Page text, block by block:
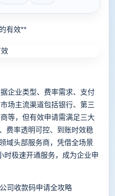
有效**
业类型、费率需求、支付
场主流渠道包括银行、第三
等，但有效申请需满足三大
费率透明可控、到账时效稳
域头部服务商，凭借全场景
时极速开通服务，成为企业申
收款码申请全攻略